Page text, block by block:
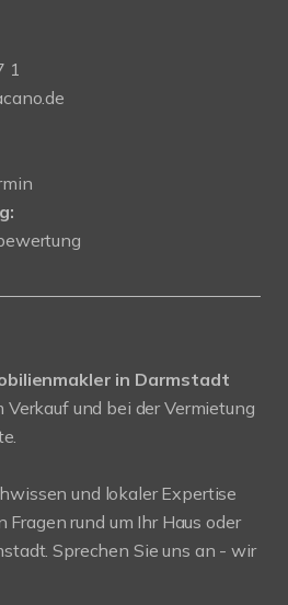
1
in Darmstadt
und bei der Vermietung
und lokaler Expertise
rund um Ihr Haus oder
Sprechen Sie uns an - wir